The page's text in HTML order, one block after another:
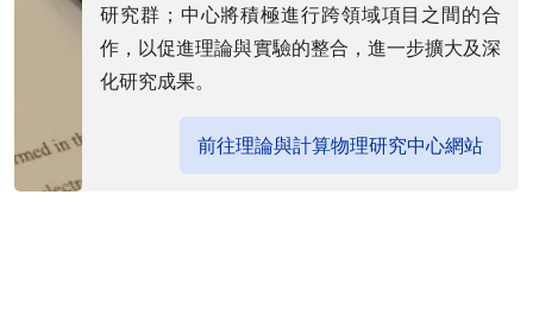
研究群；中心將積極進行跨領域項目之間的合
作，以促進理論與實驗的整合，進一步擴大及深
化研究成果。
前往理論與計算物理研究中心網站